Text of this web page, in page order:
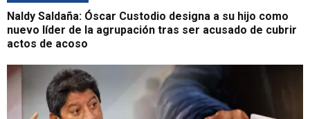
Naldy Saldaña: Óscar Custodio designa a su hijo como
nuevo líder de la agrupación tras ser acusado de cubrir
actos de acoso